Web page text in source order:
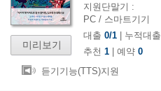
미리보기
지원단말기 :
PC / 스마트기기
대출 0/1 | 누적대출
추천 1 | 예약 0
듣기기능(TTS)지원